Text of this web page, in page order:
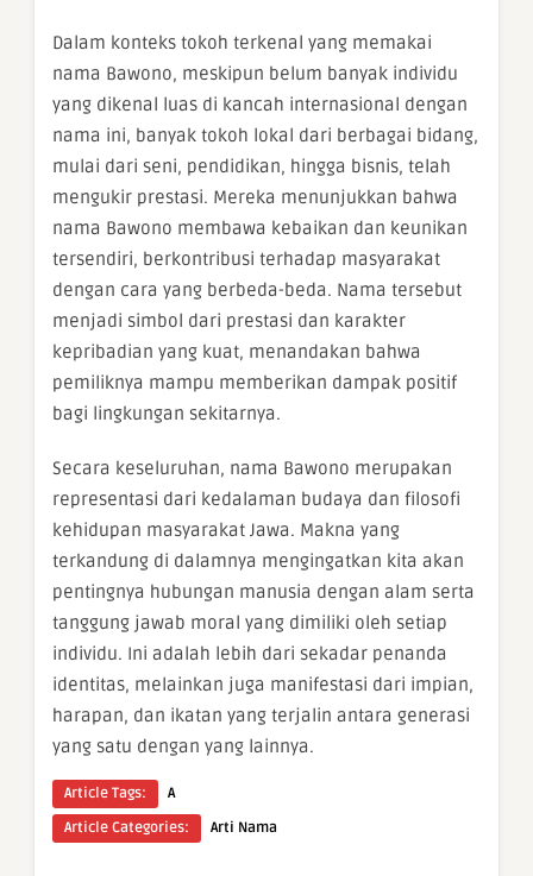
Dalam konteks tokoh terkenal yang memakai
nama Bawono, meskipun belum banyak individu
yang dikenal luas di kancah internasional dengan
nama ini, banyak tokoh lokal dari berbagai bidang,
mulai dari seni, pendidikan, hingga bisnis, telah
mengukir prestasi. Mereka menunjukkan bahwa
nama Bawono membawa kebaikan dan keunikan
tersendiri, berkontribusi terhadap masyarakat
dengan cara yang berbeda-beda. Nama tersebut
menjadi simbol dari prestasi dan karakter
kepribadian yang kuat, menandakan bahwa
pemiliknya mampu memberikan dampak positif
bagi lingkungan sekitarnya.
Secara keseluruhan, nama Bawono merupakan
representasi dari kedalaman budaya dan filosofi
kehidupan masyarakat Jawa. Makna yang
terkandung di dalamnya mengingatkan kita akan
pentingnya hubungan manusia dengan alam serta
tanggung jawab moral yang dimiliki oleh setiap
individu. Ini adalah lebih dari sekadar penanda
identitas, melainkan juga manifestasi dari impian,
harapan, dan ikatan yang terjalin antara generasi
yang satu dengan yang lainnya.
Article Tags:
A
Article Categories:
Arti Nama